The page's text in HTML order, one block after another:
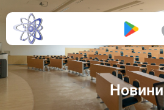
Новини